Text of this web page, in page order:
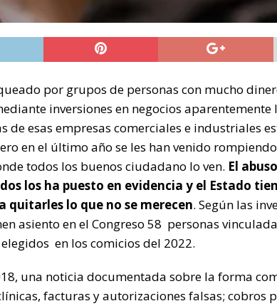
por grupos de personas con mucho
inversiones en negocios aparentemente
de esas empresas comerciales e industriales
en el último año se les han venido
todos los buenos ciudadano lo ven. El
los ha puesto en evidencia y el Estado
quitarles lo que no se merecen. Según las
asiento en el Congreso 58 personas
en los comicios del 2022.
una noticia documentada sobre la forma
facturas y autorizaciones falsas; cobros